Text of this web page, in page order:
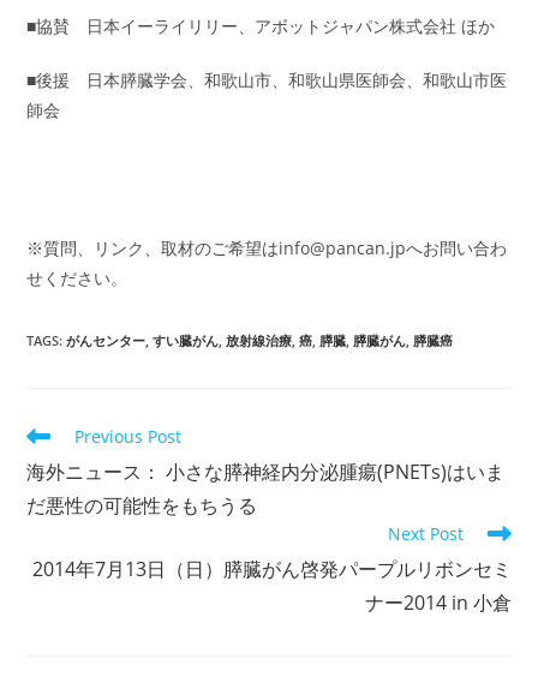
■協賛 日本イーライリリー、アボットジャパン株式会社 ほか
■後援 日本膵臓学会、和歌山市、和歌山県医師会、和歌山市医
師会
※質問、リンク、取材のご希望はinfo@pancan.jpへお問い合わ
せください。
TAGS:がんセンター, すい臓がん, 放射線治療, 癌, 膵臓, 膵臓がん, 膵臓癌
Read
more
articles
Previous Post
海外ニュース： 小さな膵神経内分泌腫瘍(PNETs)はいま
だ悪性の可能性をもちうる
Next Post
2014年7月13日（日）膵臓がん啓発パープルリボンセミ
ナー2014 in 小倉